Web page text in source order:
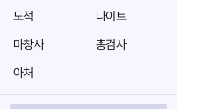
도적
나이트
마창사
총검사
아처